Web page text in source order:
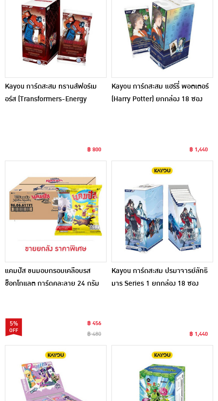
Kayou การ์ดสะสม ทรานส์ฟอร์เม
อร์ส (Transformers-Energy
฿ 800
Kayou การ์ดสะสม แฮร์รี่ พอตเตอร์
(Harry Potter) ยกกล่อง 18 ซอง
฿ 1,440
แคมปัส ขนมอบกรอบเคลือบรส
ช็อกโกแลต การ์ดคละลาย 24 กรัม
5%
฿ 456
฿ 480
Kayou การ์ดสะสม ปรมาจารย์ลัทธิ
มาร Series 1 ยกกล่อง 18 ซอง
฿ 1,440